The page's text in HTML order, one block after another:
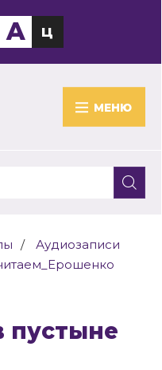
МЕНЮ
A Ц
Аудиозаписи
пустыне